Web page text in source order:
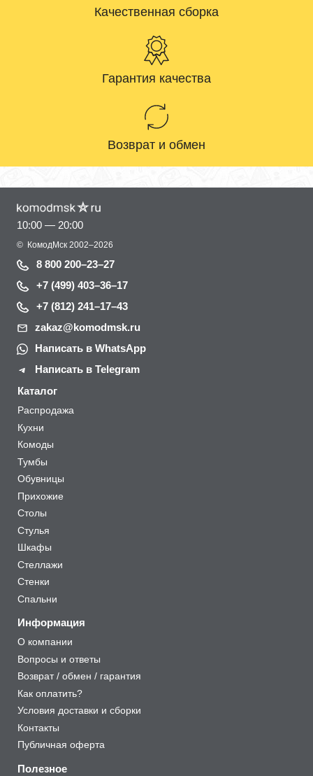
Качественная сборка
Гарантия качества
Возврат и обмен
10:00 — 20:00
© КомодМск 2002–2026
8 800 200–23–27
+7 (499) 403–36–17
+7 (812) 241–17–43
zakaz@komodmsk.ru
Написать в WhatsApp
Написать в Telegram
Каталог
Распродажа
Кухни
Комоды
Тумбы
Обувницы
Прихожие
Столы
Стулья
Шкафы
Стеллажи
Стенки
Спальни
Информация
О компании
Вопросы и ответы
Возврат / обмен / гарантия
Как оплатить?
Условия доставки и сборки
Контакты
Публичная оферта
Полезное